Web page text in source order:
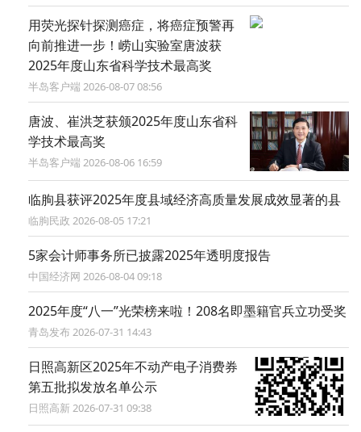
用荧光探针探测癌症，将癌症预警再
向前推进一步！崂山实验室唐波获
2025年度山东省科学技术最高奖
半岛客户端 2026-08-07 08:56
唐波、崔洪芝获颁2025年度山东省科
学技术最高奖
半岛客户端 2026-08-06 16:59
临朐县获评2025年度县域经济高质量发展成效显著的县
临朐民政 2026-08-05 17:21
5家会计师事务所已披露2025年透明度报告
中国经济网 2026-08-04 09:18
2025年度“八一”光荣榜来啦！208名即墨籍官兵立功受奖
青岛发布 2026-07-31 14:43
日照高新区2025年不动产电子消费券
第五批拟发放名单公示
日照高新 2026-07-31 09:38